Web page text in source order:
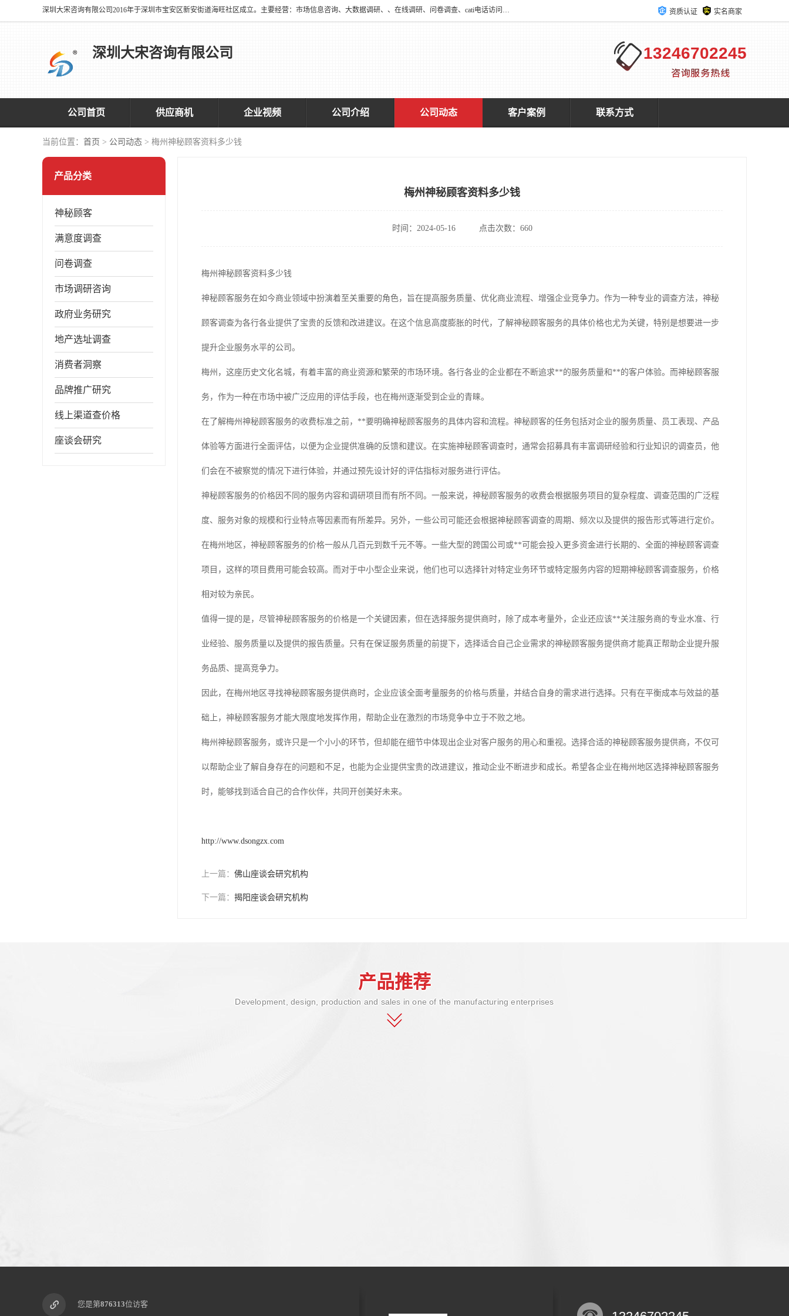
深圳大宋咨询有限公司2016年于深圳市宝安区新安街道海旺社区成立。主要经营：市场信息咨询、大数据调研、、在线调研、问卷调查、cati电话访问、神秘顾客调查、广告效果评估、消费者调查、大数据采集分析等，从事广告业务、国内贸易、数据采集、数据处理；公共文明测评。 资质认证 实名商家
深圳大宋咨询有限公司 13246702245
公司首页 供应商机 企业视频 公司介绍 公司动态 客户案例 联系方式
当前位置： 首页 > 公司动态 > 梅州神秘顾客资料多少钱
产品分类
神秘顾客
满意度调查
问卷调查
市场调研咨询
政府业务研究
地产选址调查
消费者洞察
品牌推广研究
线上渠道查价格
座谈会研究
梅州神秘顾客资料多少钱
时间：2024-05-16 点击次数：660
梅州神秘顾客资料多少钱
神秘顾客服务在如今商业领域中扮演着至关重要的角色，旨在提高服务质量、优化商业流程、增强企业竞争力。作为一种专业的调查方法，神秘
顾客调查为各行各业提供了宝贵的反馈和改进建议。在这个信息高度膨胀的时代，了解神秘顾客服务的具体价格也尤为关键，特别是想要进一步
提升企业服务水平的公司。
梅州，这座历史文化名城，有着丰富的商业资源和繁荣的市场环境。各行各业的企业都在不断追求**的服务质量和**的客户体验。而神秘顾客服
务，作为一种在市场中被广泛应用的评估手段，也在梅州逐渐受到企业的青睐。
在了解梅州神秘顾客服务的收费标准之前，**要明确神秘顾客服务的具体内容和流程。神秘顾客的任务包括对企业的服务质量、员工表现、产品
体验等方面进行全面评估，以便为企业提供准确的反馈和建议。在实施神秘顾客调查时，通常会招募具有丰富调研经验和行业知识的调查员，他
们会在不被察觉的情况下进行体验，并通过预先设计好的评估指标对服务进行评估。
神秘顾客服务的价格因不同的服务内容和调研项目而有所不同。一般来说，神秘顾客服务的收费会根据服务项目的复杂程度、调查范围的广泛程
度、服务对象的规模和行业特点等因素而有所差异。另外，一些公司可能还会根据神秘顾客调查的周期、频次以及提供的报告形式等进行定价。
在梅州地区，神秘顾客服务的价格一般从几百元到数千元不等。一些大型的跨国公司或**可能会投入更多资金进行长期的、全面的神秘顾客调查
项目，这样的项目费用可能会较高。而对于中小型企业来说，他们也可以选择针对特定业务环节或特定服务内容的短期神秘顾客调查服务，价格
相对较为亲民。
值得一提的是，尽管神秘顾客服务的价格是一个关键因素，但在选择服务提供商时，除了成本考量外，企业还应该**关注服务商的专业水准、行
业经验、服务质量以及提供的报告质量。只有在保证服务质量的前提下，选择适合自己企业需求的神秘顾客服务提供商才能真正帮助企业提升服
务品质、提高竞争力。
因此，在梅州地区寻找神秘顾客服务提供商时，企业应该全面考量服务的价格与质量，并结合自身的需求进行选择。只有在平衡成本与效益的基
础上，神秘顾客服务才能大限度地发挥作用，帮助企业在激烈的市场竞争中立于不败之地。
梅州神秘顾客服务，或许只是一个小小的环节，但却能在细节中体现出企业对客户服务的用心和重视。选择合适的神秘顾客服务提供商，不仅可
以帮助企业了解自身存在的问题和不足，也能为企业提供宝贵的改进建议，推动企业不断进步和成长。希望各企业在梅州地区选择神秘顾客服务
时，能够找到适合自己的合作伙伴，共同开创美好未来。
http://www.dsongzx.com
上一篇： 佛山座谈会研究机构
下一篇： 揭阳座谈会研究机构
产品推荐
Development, design, production and sales in one of the manufacturing enterprises
您是第876313位访客